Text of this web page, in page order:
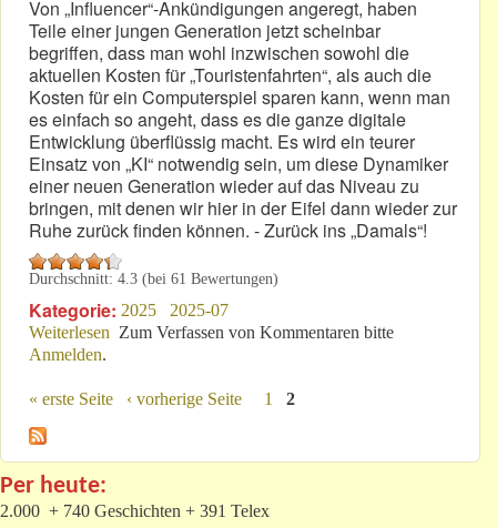
Von „Influencer“-Ankündigungen angeregt, haben
Teile einer jungen Generation jetzt scheinbar
begriffen, dass man wohl inzwischen sowohl die
aktuellen Kosten für „Touristenfahrten“, als auch die
Kosten für ein Computerspiel sparen kann, wenn man
es einfach so angeht, dass es die ganze digitale
Entwicklung überflüssig macht. Es wird ein teurer
Einsatz von „KI“ notwendig sein, um diese Dynamiker
einer neuen Generation wieder auf das Niveau zu
bringen, mit denen wir hier in der Eifel dann wieder zur
Ruhe zurück finden können. - Zurück ins „Damals“!
Durchschnitt: 4.3 (bei 61 Bewertungen)
Kategorie: 2025
2025-07
Weiterlesen über „Assetto Corsa EVO“: „Open World“ in der
Zum Verfassen von Kommentaren bitte
Anmelden.
Seiten
« erste Seite ‹ vorherige Seite 1 2
Per heute:
2.000 + 740 Geschichten + 391 Telex